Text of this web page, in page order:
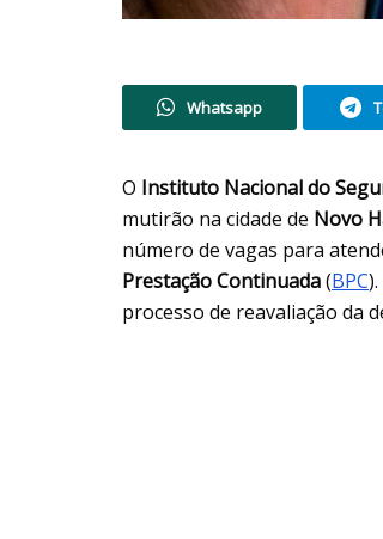
Whatsapp
O Instituto Nacional do
mutirão na cidade de Novo
número de vagas para
Prestação Continuada(BPC
processo de reavaliação da